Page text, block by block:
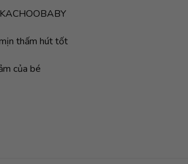
thấm hút tốt
của bé